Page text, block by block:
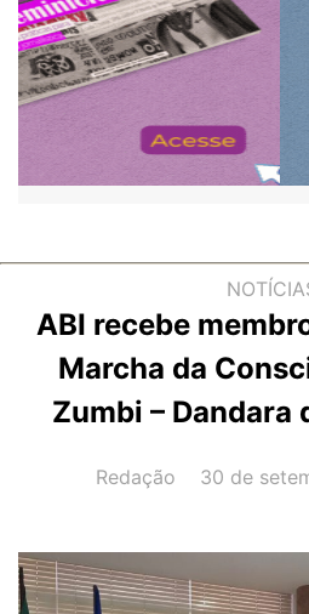
ABI recebe
Marcha da
Zumbi – Dandara
AUTOR(A):
Redação DATA:
30 de